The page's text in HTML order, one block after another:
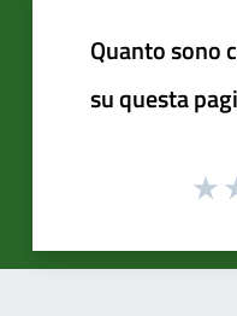
Quanto sono
su questa